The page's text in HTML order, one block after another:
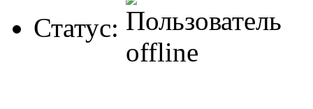
Статус: